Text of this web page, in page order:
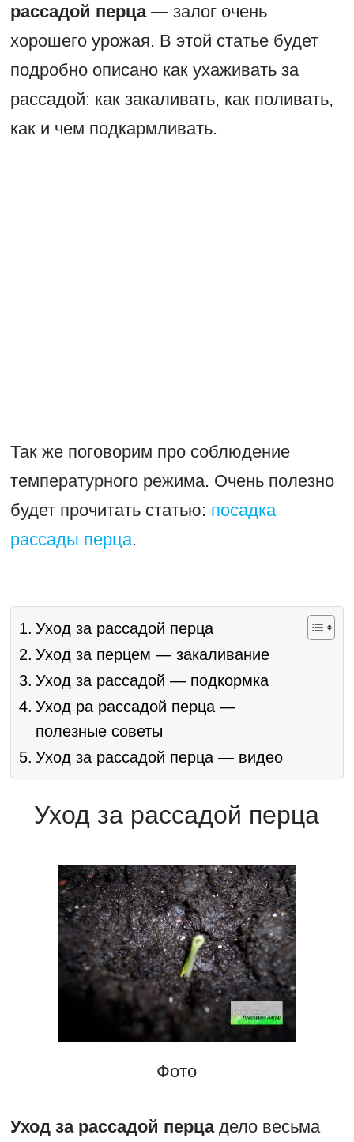
рассадой перца— залог очень
хорошего урожая. В этой статье будет
подробно описано как ухаживать за
рассадой: как закаливать, как поливать,
как и чем подкармливать.
Так же поговорим про соблюдение
температурного режима. Очень полезно
будет прочитать статью: посадка
рассады перца.
Уход за рассадой перца
Уход за перцем — закаливание
Уход за рассадой — подкормка
Уход ра рассадой перца —
полезные советы
Уход за рассадой перца — видео
Уход за рассадой перца
Фото
Уход за рассадой перцадело весьма